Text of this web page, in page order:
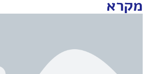
מקרא